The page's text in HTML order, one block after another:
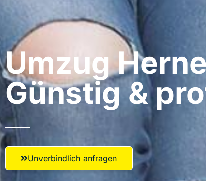
Umzug
Günstig &
Unverbindlich anfragen